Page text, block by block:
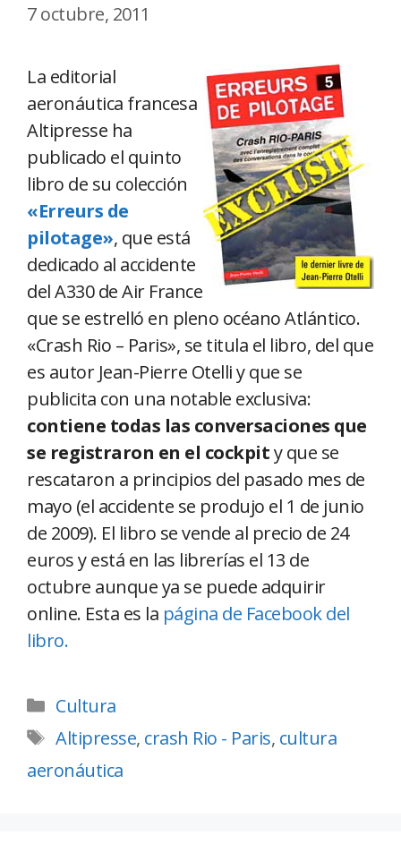
7 octubre, 2011
La editorial
aeronáutica francesa
Altipresse ha
publicado el quinto
libro de su colección
«Erreurs de
pilotage», que está
dedicado al accidente
del A330 de Air France
que se estrelló en pleno océano Atlántico.
«Crash Rio – Paris», se titula el libro, del que
es autor Jean-Pierre Otelli y que se
publicita con una notable exclusiva:
contiene todas las conversaciones que
se registraron en el cockpity que se
rescataron a principios del pasado mes de
mayo (el accidente se produjo el 1 de junio
de 2009). El libro se vende al precio de 24
euros y está en las librerías el 13 de
octubre aunque ya se puede adquirir
online. Esta es la página de Facebook del
libro.
Cultura
Altipresse, crash Rio - Paris, cultura
aeronáutica